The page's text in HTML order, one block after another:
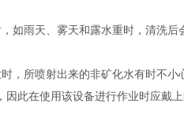
雨天、雾天和露水重时，清洗后
所喷射出来的非矿化水有时不小
因此在使用该设备进行作业时应戴